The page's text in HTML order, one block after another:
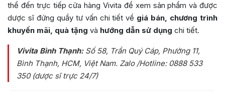
thể đến trực tiếp cửa hàng Vivita để xem sản phẩm và được
dược sĩ đứng quầy tư vấn chi tiết về giá bán, chương trình
khuyến mãi, quà tặng và hướng dẫn sử dụng chi tiết.
Vivita Bình Thạnh:Số 58, Trần Quý Cáp, Phường 11,
Bình Thạnh, HCM, Việt Nam. Zalo /Hotline: 0888 533
350 (dược sĩ trực 24/7)